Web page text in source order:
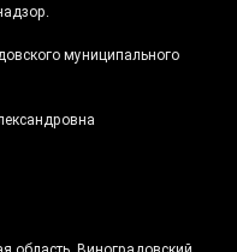
муниципального